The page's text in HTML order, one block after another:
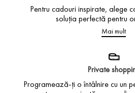
Pentru cadouri inspirate, alege
soluția perfectă pentru
Mai mult
Private
Programează-ți o întâlnire cu un